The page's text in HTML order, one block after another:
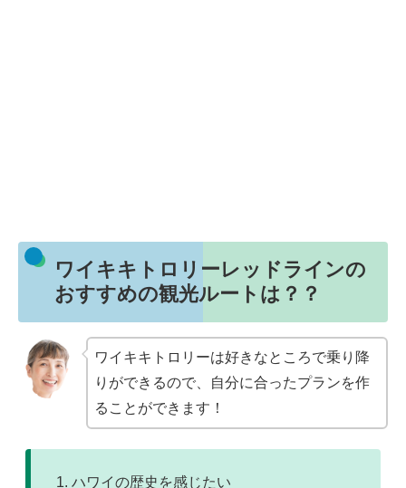
ワイキキトロリーレッドラインの
おすすめの観光ルートは？？
ワイキキトロリーは好きなところで乗り降
りができるので、自分に合ったプランを作
ることができます！
ハワイの歴史を感じたい